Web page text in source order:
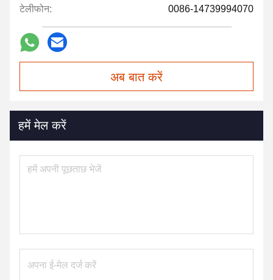
टेलीफोन: 0086-14739994070
अब बात करें
हमें मेल करें